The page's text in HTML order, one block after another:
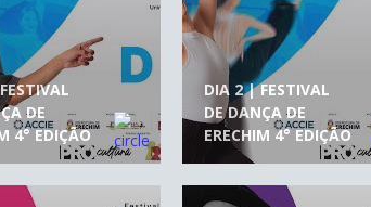
DE
4° EDIÇÃO
DIA 2 | FESTIVAL
DE DANÇA DE
ERECHIM 4° EDIÇÃO